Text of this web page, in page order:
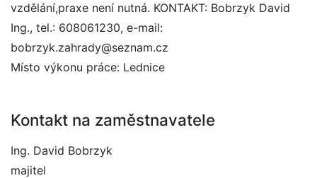
vzdělání,praxe není nutná. KONTAKT: Bobrzyk David
Ing., tel.: 608061230, e-mail:
bobrzyk.zahrady@seznam.cz
Místo výkonu práce: Lednice
Kontakt na zaměstnavatele
Ing. David Bobrzyk
majitel